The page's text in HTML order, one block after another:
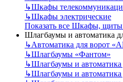
↳Шкафы
↳Шкафы электрические
Показать все Шкафы,
Шлагбаумы и автоматика
↳Автоматика для ворот
↳Шлагбаумы «Фантом»
↳Шлагбаумы и
↳Шлагбаумы и